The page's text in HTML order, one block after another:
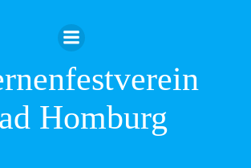
Inhalt
springen
Homburg